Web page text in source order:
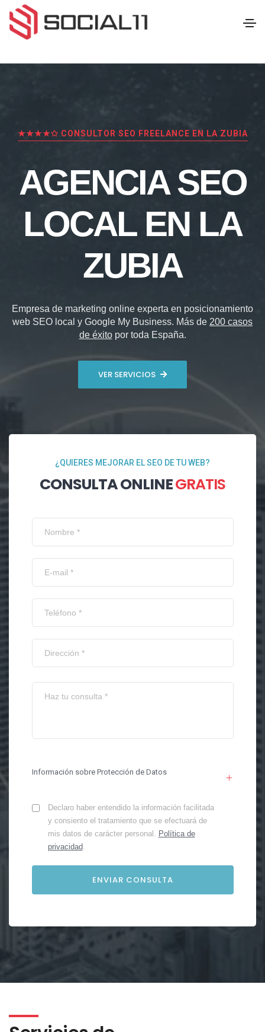
★★★★✩ CONSULTOR SEO FREELANCE EN LA ZUBIA
AGENCIA SEO
LOCAL EN LA
ZUBIA
Empresa de marketing online experta en posicionamiento
web SEO local y Google My Business. Más de 200 casos
de éxitopor toda España.
VER SERVICIOS
¿QUIERES MEJORAR EL SEO DE TU WEB?
CONSULTA ONLINEGRATIS
Información sobre Protección de Datos
Declaro haber entendido la información facilitada
y consiento el tratamiento que se efectuará de
mis datos de carácter personal. Política de
privacidad.